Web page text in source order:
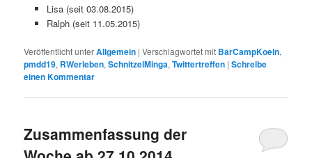
Lisa (seit 03.08.2015)
Ralph (seit 11.05.2015)
Veröffentlicht unterAllgemein |Verschlagwortet mit BarCampKoeln,
pmdd19, RWerleben,SchnitzelMinga,Twittertreffen |Schreibe
einen Kommentar
Zusammenfassung der